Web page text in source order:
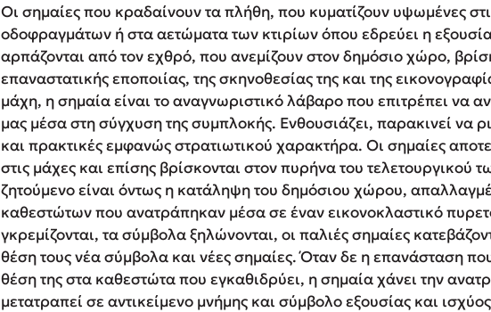
Οι σημαίες που κραδαίνουν τα πλήθη, που κυματίζουν υψωμένες
οδοφραγμάτων ή στα αετώματα των κτιρίων όπου εδρεύει η
αρπάζονται από τον εχθρό, που ανεμίζουν στον δημόσιο χώρο,
επαναστατικής εποποιίας, της σκηνοθεσίας της και της
μάχη, η σημαία είναι το αναγνωριστικό λάβαρο που επιτρέπει να
μας μέσα στη σύγχυση της συμπλοκής. Ενθουσιάζει, παρακινεί να
και πρακτικές εμφανώς στρατιωτικού χαρακτήρα. Οι σημαίες
στις μάχες και επίσης βρίσκονται στον πυρήνα του τελετουργικού
ζητούμενο είναι όντως η κατάληψη του δημόσιου χώρου,
καθεστώτων που ανατράπηκαν μέσα σε έναν εικονοκλαστικό
γκρεμίζονται, τα σύμβολα ξηλώνονται, οι παλιές σημαίες
θέση τους νέα σύμβολα και νέες σημαίες. Όταν δε η επανάσταση
θέση της στα καθεστώτα που εγκαθιδρύει, η σημαία χάνει την
μετατραπεί σε αντικείμενο μνήμης και σύμβολο εξουσίας και